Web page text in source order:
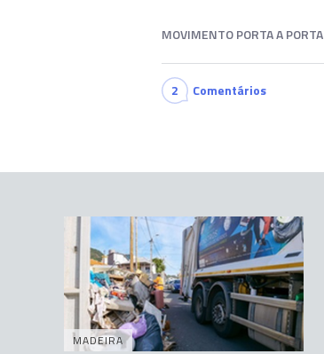
MOVIMENTO PORTA A PORTA
2 Comentários
MADEIRA